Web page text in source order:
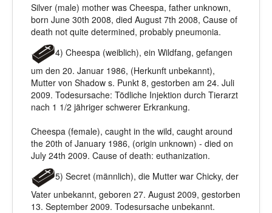
Silver (male) mother was Cheespa, father unknown,
born June 30th 2008, died August 7th 2008, Cause of
death not quite determined, probably pneumonia.
4) Cheespa (weiblich), ein Wildfang, gefangen
um den 20. Januar 1986, (Herkunft unbekannt),
Mutter von Shadow s. Punkt 8, gestorben am 24. Juli
2009. Todesursache: Tödliche Injektion durch Tierarzt
nach 1 1/2 jähriger schwerer Erkrankung.
Cheespa (female), caught in the wild, caught around
the 20th of January 1986, (origin unknown) - died on
July 24th 2009. Cause of death: euthanization.
5) Secret (männlich), die Mutter war Chicky, der
Vater unbekannt, geboren 27. August 2009, gestorben
13. September 2009. Todesursache unbekannt.